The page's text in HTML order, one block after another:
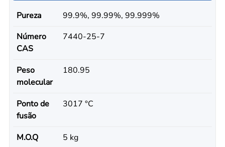
Pureza
99.9%, 99.99%, 99.999%
Número
CAS
7440-25-7
Peso
molecular
180.95
Ponto de
fusão
3017 °C
M.O.Q 5 kg